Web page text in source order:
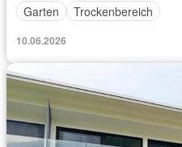
Garten
Trockenbereich
10.06.2026